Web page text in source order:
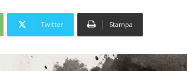
Twitter Stampa